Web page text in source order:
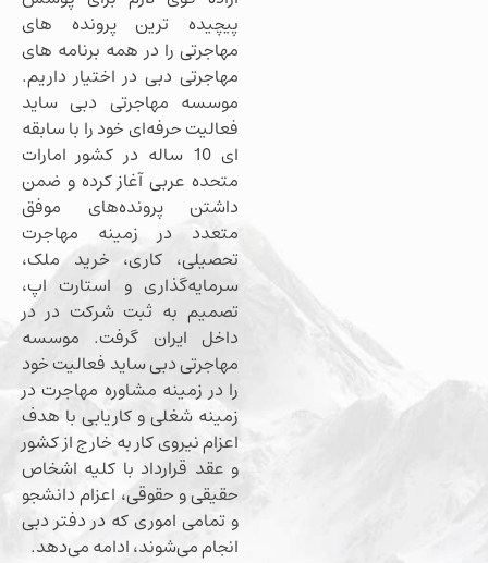
پیچیده ترین پرونده های
مهاجرتی را در همه برنامه های
مهاجرتی دبی در اختیار داریم.
موسسه مهاجرتی دبی ساید
فعالیت حرفه‌ای خود را با سابقه
ای 10 ساله در کشور امارات
متحده عربی آغاز کرده و ضمن
داشتن پرونده‌های موفق
متعدد در زمینه مهاجرت
تحصیلی، کاری، خرید ملک،
سرمایه‌گذاری و استارت اپ،
تصمیم به ثبت شرکت در در
داخل ایران گرفت. موسسه
مهاجرتی دبی ساید فعالیت خود
را در زمینه مشاوره مهاجرت در
زمینه شغلی و کاریابی با هدف
اعزام نیروی کار به خارج از کشور
و عقد قرارداد با کلیه اشخاص
حقیقی و حقوقی، اعزام دانشجو
و تمامی اموری که در دفتر دبی
انجام می‌شوند، ادامه می‌دهد.